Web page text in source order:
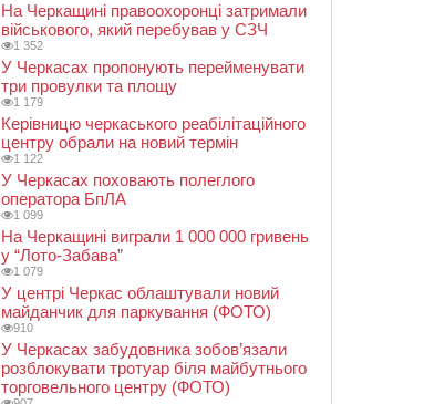
На Черкащині правоохоронці затримали
військового, який перебував у СЗЧ
1 352
У Черкасах пропонують перейменувати
три провулки та площу
1 179
Керівницю черкаського реабілітаційного
центру обрали на новий термін
1 122
У Черкасах поховають полеглого
оператора БпЛА
1 099
На Черкащині виграли 1 000 000 гривень
у “Лото-Забава”
1 079
У центрі Черкас облаштували новий
майданчик для паркування (ФОТО)
910
У Черкасах забудовника зобов’язали
розблокувати тротуар біля майбутнього
торговельного центру (ФОТО)